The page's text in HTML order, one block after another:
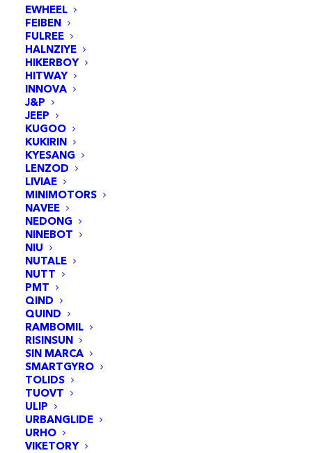
EWHEEL
FEIBEN
FULREE
HALNZIYE
HIKERBOY
HITWAY
INNOVA
J&P
JEEP
KUGOO
KUKIRIN
KYESANG
LENZOD
LIVIAE
MINIMOTORS
NAVEE
NEDONG
NINEBOT
NIU
NUTALE
NUTT
PMT
QIND
QUIND
RAMBOMIL
RISINSUN
SIN MARCA
SMARTGYRO
TOLIDS
TUOVT
ULIP
URBANGLIDE
URHO
VIKETORY
Béquille avec support vertical 145 mm